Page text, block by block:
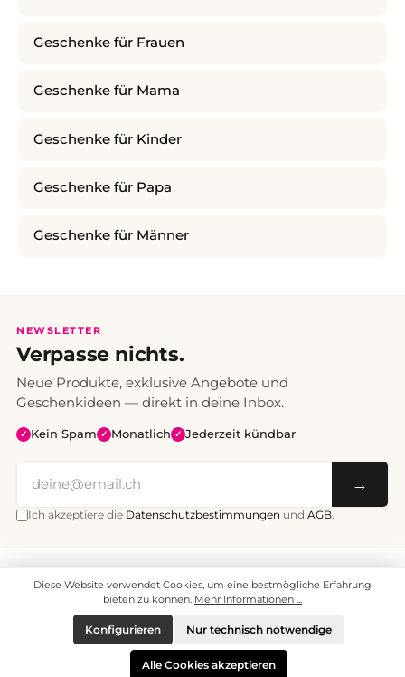
Geschenke für Frauen
Geschenke für Mama
Geschenke für Kinder
Geschenke für Papa
Geschenke für Männer
NEWSLETTER
Verpasse nichts.
Neue Produkte, exklusive Angebote und
Geschenkideen — direkt in deine Inbox.
✓ Kein Spam ✓ Monatlich ✓ Jederzeit kündbar
→
Ich akzeptiere die Datenschutzbestimmungen und AGB.
versandkostenfrei.
© 2008 - 2026 enjoymedia.ch - Alle Rechte vorbehalten.
Diese Website verwendet Cookies, um eine bestmögliche Erfahrung
bieten zu können. Mehr Informationen ...
Nur technisch notwendige
Konfigurieren
Alle Cookies akzeptieren